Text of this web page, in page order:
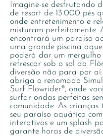
Imagine-se desfrutando
de resort de 13.000 pés
onde entretenimento e
misturam perfeitamente.
encontrará um paraíso
uma grande piscina
poderá dar um mergulho
refrescar sob o sol da
diversão não para por
abriga o renomado
Surf Flowrider®, onde
surfar ondas perfeitas
comunidade. As crianças
seu paraíso aquático
interativos e um splash
garante horas de